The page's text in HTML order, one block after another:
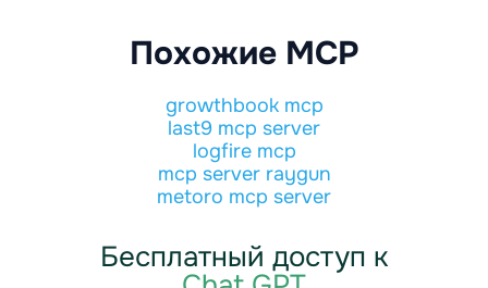
Похожие MCP
growthbook mcp
last9 mcp server
logfire mcp
mcp server raygun
metoro mcp server
Бесплатный доступ к